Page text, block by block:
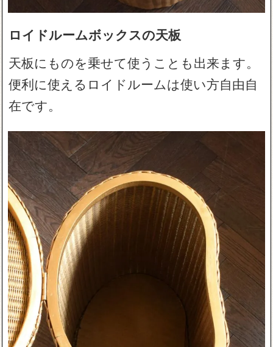
ロイドルームボックスの天板
天板にものを乗せて使うことも出来ます。
便利に使えるロイドルームは使い方自由自
在です。